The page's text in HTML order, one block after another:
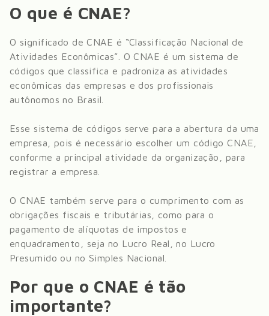
O que é CNAE?
O significado de CNAE é “Classificação Nacional de
Atividades Econômicas”. O CNAE é um sistema de
códigos que classifica e padroniza as atividades
econômicas das empresas e dos profissionais
autônomos no Brasil.
Esse sistema de códigos serve para a abertura da uma
empresa, pois é necessário escolher um código CNAE,
conforme a principal atividade da organização, para
registrar a empresa.
O CNAE também serve para o cumprimento com as
obrigações fiscais e tributárias, como para o
pagamento de alíquotas de impostos e
enquadramento, seja no Lucro Real, no Lucro
Presumido ou no Simples Nacional.
Por que o CNAE é tão
importante?